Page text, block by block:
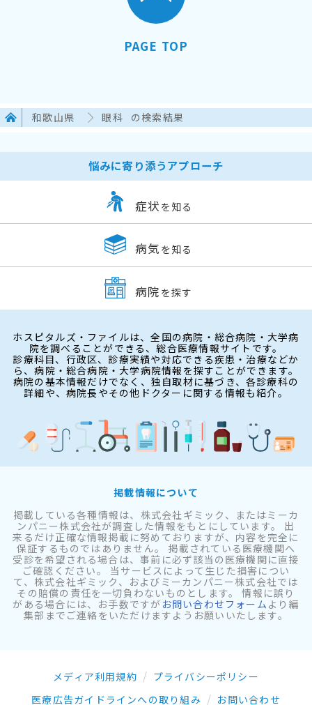
PAGE TOP
和歌山県 眼科 の検索結果
悩みに寄り添うアプローチ
症状 を知る
病気 を知る
病院 を探す
ホスピタルズ・ファイルは、全国の病院・総合病院・大学病
院を調べることができる、総合医療情報サイトです。
診療科目、行政区、診療実績や対応できる疾患・治療などか
ら、病院・総合病院・大学病院情報を探すことができます。
病院の基本情報だけでなく、独自取材に基づき、各診療科の
詳細や、病院長やその他ドクターに関する情報も紹介。
掲載情報について
掲載している各種情報は、株式会社ギミック、またはミーカ
ンパニー株式会社が調査した情報をもとにしています。 出
来るだけ正確な情報掲載に努めておりますが、内容を完全に
保証するものではありません。 掲載されている医療機関へ
受診を希望される場合は、事前に必ず該当の医療機関に直接
ご確認ください。 当サービスによって生じた損害につい
て、株式会社ギミック、およびミーカンパニー株式会社では
その賠償の責任を一切負わないものとします。 情報に誤り
がある場合には、お手数ですが お問い合わせフォーム より編
集部までご連絡をいただけますようお願いいたします。
メディア利用規約
プライバシーポリシー
医療広告ガイドラインへの取り組み
お問い合わせ